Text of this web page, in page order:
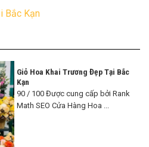
Bắc Kạn
Giỏ Hoa Khai Trương Đẹp Tại Bắc
Kạn
90 / 100 Được cung cấp bởi Rank
Math SEO Cửa Hàng Hoa ...